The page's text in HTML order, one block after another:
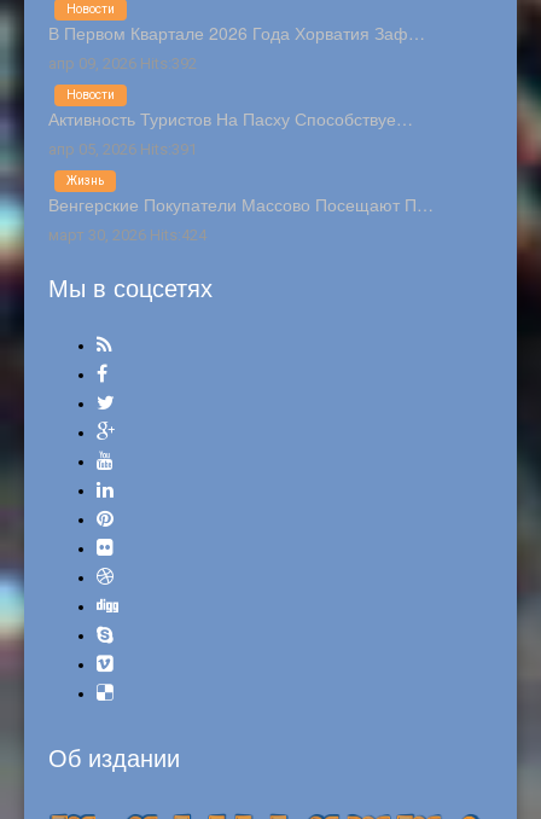
В Первом Квартале 2026 Года Хорватия Заф…
апр 09, 2026 Hits:392
Новости
Активность Туристов На Пасху Способствуе…
апр 05, 2026 Hits:391
Новости
Венгерские Покупатели Массово Посещают П…
март 30, 2026 Hits:424
Жизнь
Мы в соцсетях
Об издании